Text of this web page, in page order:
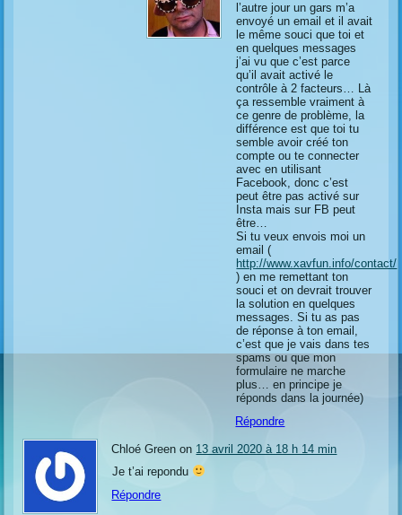
l’autre jour un gars m’a
envoyé un email et il avait
le même souci que toi et
en quelques messages
j’ai vu que c’est parce
qu’il avait activé le
contrôle à 2 facteurs… Là
ça ressemble vraiment à
ce genre de problème, la
différence est que toi tu
semble avoir créé ton
compte ou te connecter
avec en utilisant
Facebook, donc c’est
peut être pas activé sur
Insta mais sur FB peut
être…
Si tu veux envois moi un
email (
http://www.xavfun.info/contact/
) en me remettant ton
souci et on devrait trouver
la solution en quelques
messages. Si tu as pas
de réponse à ton email,
c’est que je vais dans tes
spams ou que mon
formulaire ne marche
plus… en principe je
réponds dans la journée)
Répondre
Chloé Green on 13 avril 2020 à 18 h 14 min
Je t’ai repondu
Répondre